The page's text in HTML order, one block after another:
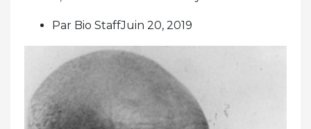
Par Bio StaffJuin 20, 2019